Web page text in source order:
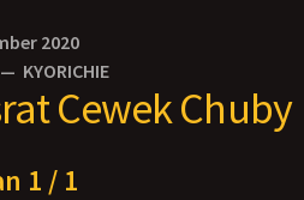
2020
— KYORICHIE
Cewek Chuby
1 / 1